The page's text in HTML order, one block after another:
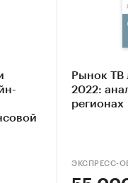
***%
но
Рынок ТВ
2022:
регионах
ЭКСПРЕСС-